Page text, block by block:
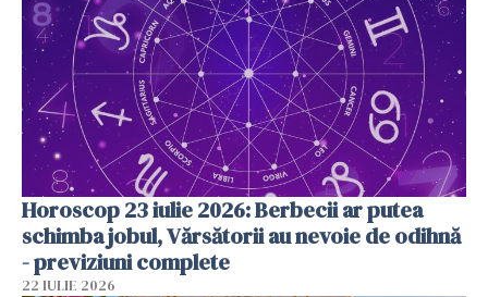
Horoscop 23 iulie 2026: Berbecii ar putea
schimba jobul, Vărsătorii au nevoie de odihnă
- previziuni complete
22 IULIE 2026